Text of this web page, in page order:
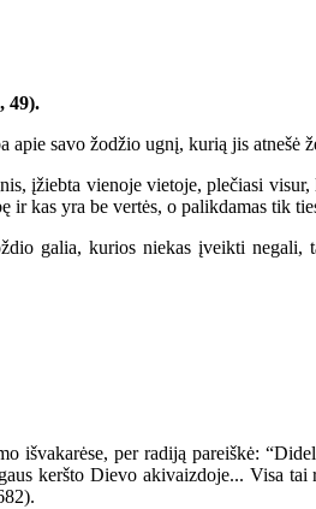
49).
savo žodžio ugnį, kurią jis
įžiebta vienoje vietoje, plečiasi
ir kas yra be vertės, o palikdamas tik
galia, kurios niekas įveikti
per radiją pareiškė:
keršto Dievo akivaizdoje... Visa